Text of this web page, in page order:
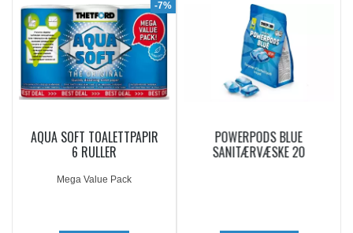
-7%
AQUA SOFT TOALETTPAPIR
6 RULLER
Mega Value Pack
POWERPODS BLUE
SANITÆRVÆSKE 20